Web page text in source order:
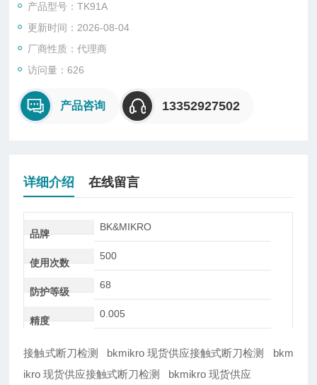
因此不需要过多摆动空间，该探测头内置机械止回机构以限制摆
动杆的旋转运动。
鉴于TK91A型大幅的监控范围，其配备有强劲的，拥有监控重复
精度的驱动电机。
产品型号：TK91A
更新时间：2026-08-04
厂商性质：代理商
访问量：626
产品咨询 13352927502
详细介绍 在线留言
品牌
BK&MIKRO
使用次数
500
防护等级
68
精度
0.005
接触式断刀检测 bkmikro 现货供应接触式断刀检测 bkm
ikro 现货供应接触式断刀检测 bkmikro 现货供应